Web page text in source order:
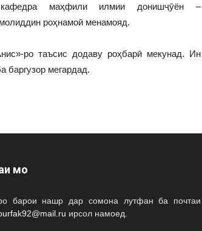
маҳфили илмии донишҷӯён –
роҳнамоӣ менамояд.
ро таъсис додаву роҳбарӣ мекунад. Ин
баргузор мегардад.
мо
барои нашр дар сомона лутфан ба почтаи
ирсол намоед.